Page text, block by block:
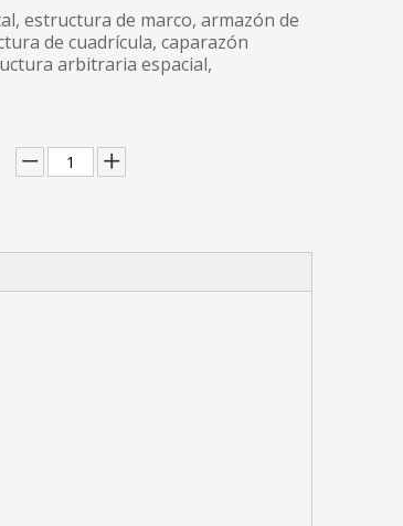
estructura de marco, armazón de
de cuadrícula, caparazón
arbitraria espacial,